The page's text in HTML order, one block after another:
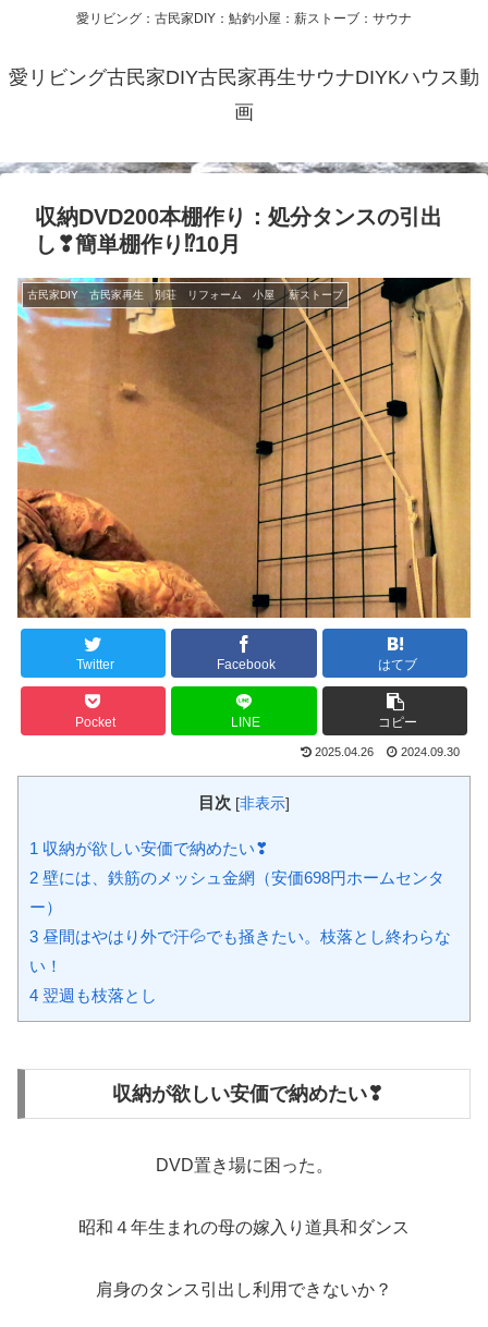
愛リビング：古民家DIY：鮎釣小屋：薪ストーブ：サウナ
愛リビング古民家DIY古民家再生サウナDIYKハウス動
画
収納DVD200本棚作り：処分タンスの引出
し❣簡単棚作り⁉10月
古民家DIY 古民家再生 別荘 リフォーム 小屋 薪ストーブ
Twitter Facebook はてブ
Pocket LINE コピー
2025.04.26 2024.09.30
目次 [非表示]
1 収納が欲しい安価で納めたい❣
2 壁には、鉄筋のメッシュ金網（安価698円ホームセンタ
ー）
3 昼間はやはり外で汗💦でも掻きたい。枝落とし終わらな
い！
4 翌週も枝落とし
収納が欲しい安価で納めたい❣
DVD置き場に困った。
昭和４年生まれの母の嫁入り道具和ダンス
肩身のタンス引出し利用できないか？